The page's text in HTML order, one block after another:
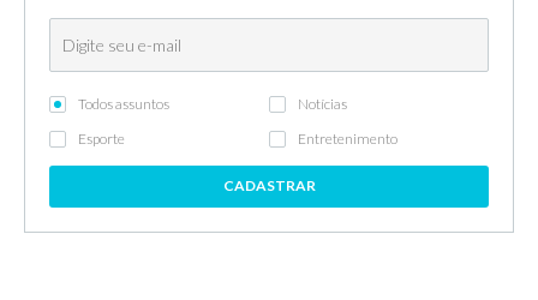
Todos assuntos
Notícias
Esporte
Entretenimento
CADASTRAR